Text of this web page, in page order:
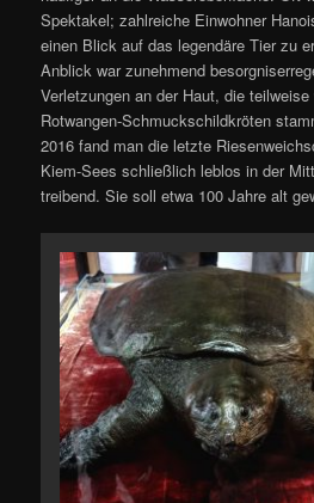
Spektakel; zahlreiche Einwohner
einen Blick auf das legendäre Tier zu
Anblick war zunehmend
Verletzungen an der Haut, die
Rotwangen-Schmuckschildkröten
2016 fand man die letzte
Kiem-Sees schließlich leblos in der
treibend. Sie soll etwa 100 Jahre alt